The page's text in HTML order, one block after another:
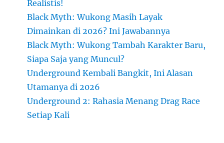
Realistis!
Black Myth: Wukong Masih Layak
Dimainkan di 2026? Ini Jawabannya
Black Myth: Wukong Tambah Karakter Baru,
Siapa Saja yang Muncul?
Underground Kembali Bangkit, Ini Alasan
Utamanya di 2026
Underground 2: Rahasia Menang Drag Race
Setiap Kali